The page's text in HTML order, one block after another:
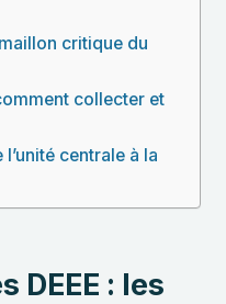
critique du
collecter et
centrale à la
DEEE : les